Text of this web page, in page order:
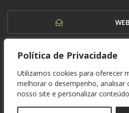
Política de Privacidade
Utilizamos cookies para oferecer
melhorar o desempenho, analisar
nosso site e personalizar
© 1937 - 2026. Federação Paranaense de Futebol.